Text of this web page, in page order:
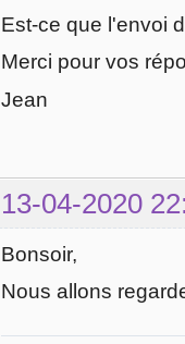
Est-ce que l'envoi
Merci pour vos
Jean
13-04-2020
Bonsoir,
Nous allons